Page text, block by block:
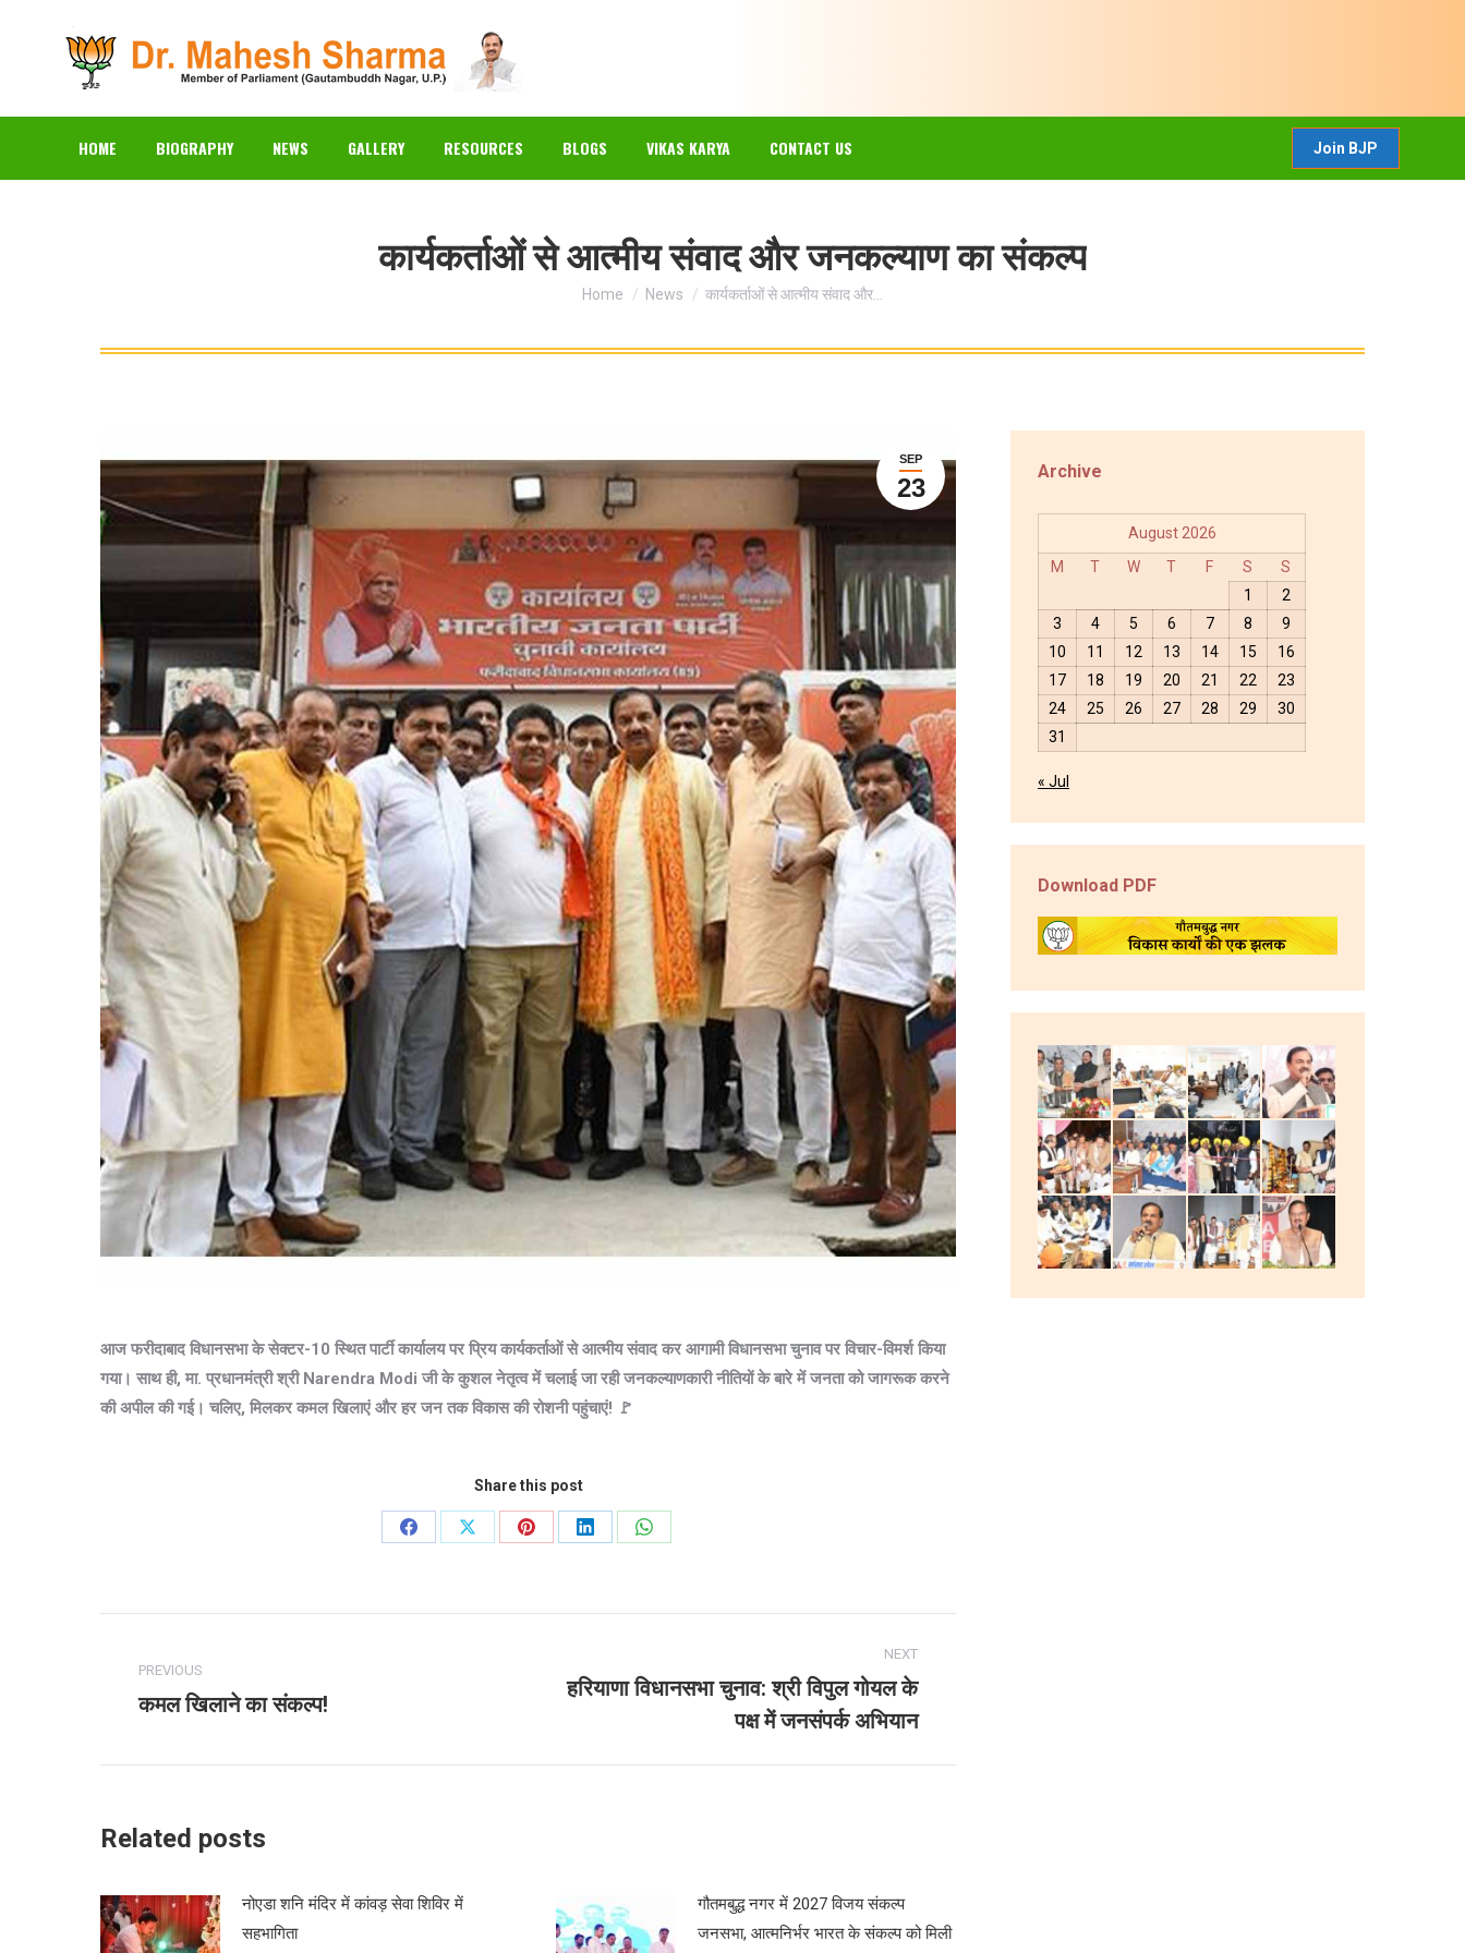
HOME BIOGRAPHY NEWS GALLERY RESOURCES BLOGS VIKAS KARYA CONTACT US Join BJP
कार्यकर्ताओं से आत्मीय संवाद और जनकल्याण का संकल्प
You are here:
Home News कार्यकर्ताओं से आत्मीय संवाद और…
SEP
23
आज फरीदाबाद विधानसभा के सेक्टर-10 स्थित पार्टी कार्यालय पर प्रिय कार्यकर्ताओं से आत्मीय संवाद कर आगामी विधानसभा चुनाव पर विचार-विमर्श किया
गया। साथ ही, मा. प्रधानमंत्री श्री Narendra Modi जी के कुशल नेतृत्व में चलाई जा रही जनकल्याणकारी नीतियों के बारे में जनता को जागरूक करने
की अपील की गई। चलिए, मिलकर कमल खिलाएं और हर जन तक विकास की रोशनी पहुंचाएं! 🚩
Share this post
Share
Share
Share
Share
Share
navigation
PREVIOUS
Previous
कमल खिलाने का संकल्प!
NEXT
Next
हरियाणा विधानसभा चुनाव: श्री विपुल गोयल के
पक्ष में जनसंपर्क अभियान
Related posts
नोएडा शनि मंदिर में कांवड़ सेवा शिविर में
सहभागिता
गौतमबुद्ध नगर में 2027 विजय संकल्प
जनसभा, आत्मनिर्भर भारत के संकल्प को मिली
Archive
August 2026
M
T W T F S
S
1
2
3
4 5 6 7 8
9
10
11 12 13 14 15
16
17
18 19 20 21 22
23
24
25 26 27 28 29
30
31
« Jul
Download PDF
NEWS